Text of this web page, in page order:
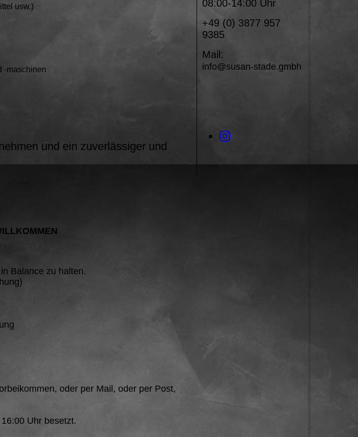
usw.)
-maschinen
und ein zuverlässiger und
Balance zu halten.
oder per Mail, oder per Post,
Uhr besetzt.
08:00-14:00 Uhr
+49 (0) 3877 957
9385
Mail:
info@susan-stade.gmbh